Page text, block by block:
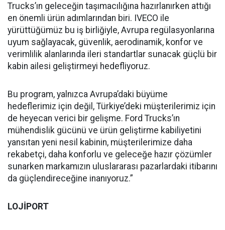
Trucks’ın geleceğin taşımacılığına hazırlanırken attığı
en önemli ürün adımlarından biri. IVECO ile
yürüttüğümüz bu iş birliğiyle, Avrupa regülasyonlarına
uyum sağlayacak, güvenlik, aerodinamik, konfor ve
verimlilik alanlarında ileri standartlar sunacak güçlü bir
kabin ailesi geliştirmeyi hedefliyoruz.
Bu program, yalnızca Avrupa’daki büyüme
hedeflerimiz için değil, Türkiye’deki müşterilerimiz için
de heyecan verici bir gelişme. Ford Trucks’ın
mühendislik gücünü ve ürün geliştirme kabiliyetini
yansıtan yeni nesil kabinin, müşterilerimize daha
rekabetçi, daha konforlu ve geleceğe hazır çözümler
sunarken markamızın uluslararası pazarlardaki itibarını
da güçlendireceğine inanıyoruz.”
LOJİPORT